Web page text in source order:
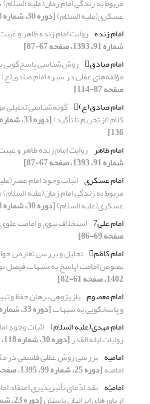
عسکری(علیه السلام)[دوره 30، شماره 118، 1400، صفحه 37-61]
امام زنده روایت امام زنده ظاهر و
شماره 91، 1393، صفحه 67-87]
امام صادق
روش‌شناسی پاسخ‌گویی
مؤلفه‌های عقلی در سیره امام صادق(ع)
صفحه 87-114]
امام صادق(ع)
گونه‌شناسی تحلیلی
کلام (از تحریم تا تأکید)
136]
امام ظاهر روایت امام زنده ظاهر و
شماره 91، 1393، صفحه 67-87]
امام عسکری اثبات وجود امام
مربوط به زندگی امام زمان(علیه
عسکری(علیه السلام)[دوره 30، شماره 118، 1400، صفحه 37-61]
امام علی7
استخلاف نبوی و امامت علوی
صفحه 69-86]
امام کاظم
نصوص امامت (پاسخ به شبهات فیصل
1402، صفحه 61-82]
امام معصوم باز پژوهی برهان حفظ و
و پاسخگویی به شبهات[دوره 33، شماره 132، 1403، صفحه 69-89]
امام مهدی(علیه السلام) اثبات وجود
روایات لیلة القدر[دوره 30، شماره 118، 1400، صفحه 123-142]
امامیه بررسی روش عقلی فلسفی در
امامیه[دوره 25، شماره 99، 1395، صفحه 135-158]
امامیّه نقد ادّعای تأثیرپذیری اعتقاد
از باورهای ایرانیان باستان[دوره 23، شماره 92، 1393، صفحه 77-98]